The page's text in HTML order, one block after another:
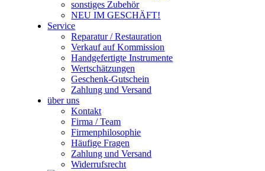
sonstiges Zubehör
NEU IM GESCHÄFT!
Service
Reparatur / Restauration
Verkauf auf Kommission
Handgefertigte Instrumente
Wertschätzungen
Geschenk-Gutschein
Zahlung und Versand
über uns
Kontakt
Firma / Team
Firmenphilosophie
Häufige Fragen
Zahlung und Versand
Widerrufsrecht